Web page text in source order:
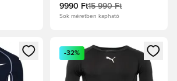
9990 Ft15 990 Ft
Sok méretben kapható
a bejelentkezéshez vagy a tagként
Megnyit egy modált a
-32%